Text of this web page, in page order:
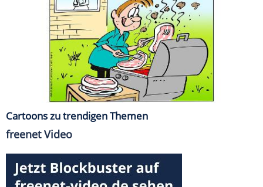
Cartoons zu trendigen Themen
freenet Video